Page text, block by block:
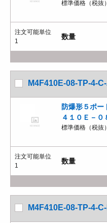
標準価格（税抜
注文可能単位
1
数量
M4F410E-08-TP-4-
防爆形５ポ
４１０Ｅ－０
標準価格（税抜
注文可能単位
1
数量
M4F410E-08-TP-4-